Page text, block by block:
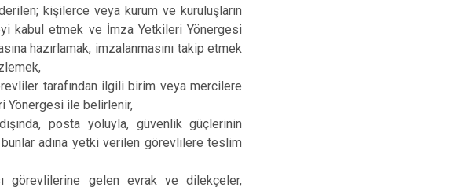
kişilerce veya kurum ve kuruluşların
kabul etmek ve İmza Yetkileri Yönergesi
hazırlamak, imzalanmasını takip etmek
tarafından ilgili birim veya mercilere
Yönergesi ile belirlenir,
posta yoluyla, güvenlik güçlerinin
adına yetki verilen görevlilere teslim
görevlilerine gelen evrak ve dilekçeler,